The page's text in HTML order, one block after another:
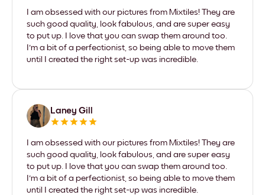
I am obsessed with our pictures from Mixtiles! They are
such good quality, look fabulous, and are super easy
to put up. I love that you can swap them around too.
I'm a bit of a perfectionist, so being able to move them
until I created the right set-up was incredible.
Laney Gill
I am obsessed with our pictures from Mixtiles! They are
such good quality, look fabulous, and are super easy
to put up. I love that you can swap them around too.
I'm a bit of a perfectionist, so being able to move them
until I created the right set-up was incredible.